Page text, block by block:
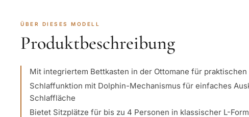
ÜBER DIESES MODELL
Produktbeschreibung
Mit integriertem Bettkasten in der Ottomane für praktischen
Schlaffunktion mit Dolphin-Mechanismus für einfaches
Schlaffläche
Bietet Sitzplätze für bis zu 4 Personen in klassischer L-Form